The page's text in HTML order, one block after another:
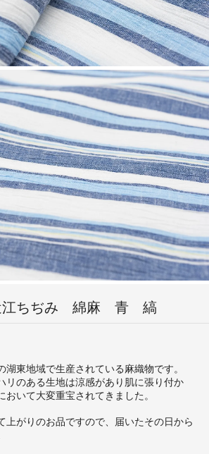
ちぢみ 綿麻 青 縞
東地域で生産されている麻織物です。
リのある生地は涼感があり肌に張り付か
いて大変重宝されてきました。
上がりのお品ですので、届いたその日から